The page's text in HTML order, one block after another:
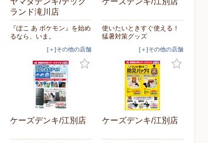
ランド滝川店
『ぽこ あ ポケモン』を始め
るなら、いま。
[＋]その他の店舗
使いたいときすぐ使える！
猛暑対策グッズ
[＋]その他の店舗
ケーズデンキ/江別店 ケーズデンキ/江別店